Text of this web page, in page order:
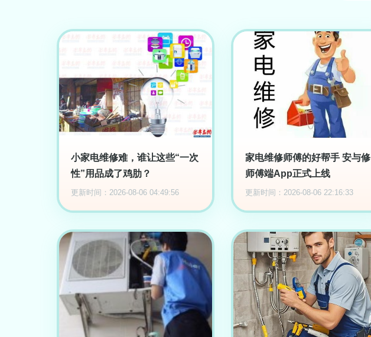
小家电维修难，谁让这些“一次
性”用品成了鸡肋？
更新时间：2026-08-06 04:49:56
家电维修师傅的好帮手 安与修
师傅端App正式上线
更新时间：2026-08-06 22:16:33